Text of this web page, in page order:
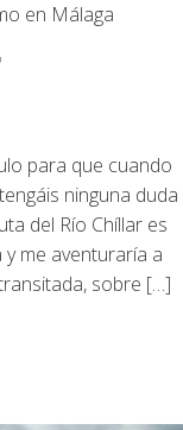
en Málaga
para que cuando
ninguna duda
del Río Chíllar es
me aventuraría a
sobre […]